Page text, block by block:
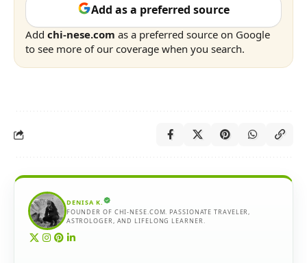
Add as a preferred source
Add chi-nese.com as a preferred source on Google
to see more of our coverage when you search.
DENISA K.
FOUNDER OF CHI-NESE.COM. PASSIONATE TRAVELER,
ASTROLOGER, AND LIFELONG LEARNER.